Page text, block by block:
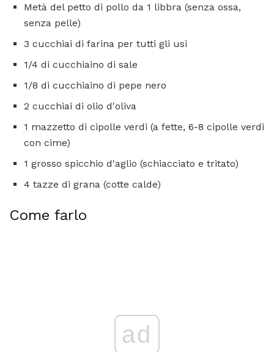
Metà del petto di pollo da 1 libbra (senza ossa,
senza pelle)
3 cucchiai di farina per tutti gli usi
1/4 di cucchiaino di sale
1/8 di cucchiaino di pepe nero
2 cucchiai di olio d'oliva
1 mazzetto di cipolle verdi (a fette, 6-8 cipolle verdi
con cime)
1 grosso spicchio d'aglio (schiacciato e tritato)
4 tazze di grana (cotte calde)
Come farlo
ad